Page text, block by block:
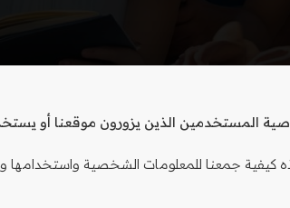
المستخدمين الذين يزورون موقعنا أو
جمعنا للمعلومات الشخصية واستخدامها